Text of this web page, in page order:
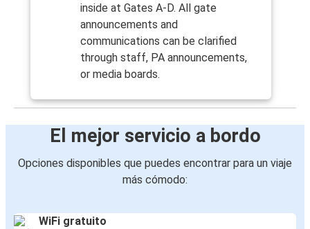
inside at Gates A-D. All gate
announcements and
communications can be clarified
through staff, PA announcements,
or media boards.
El mejor servicio a bordo
Opciones disponibles que puedes encontrar para un viaje
más cómodo:
WiFi gratuito